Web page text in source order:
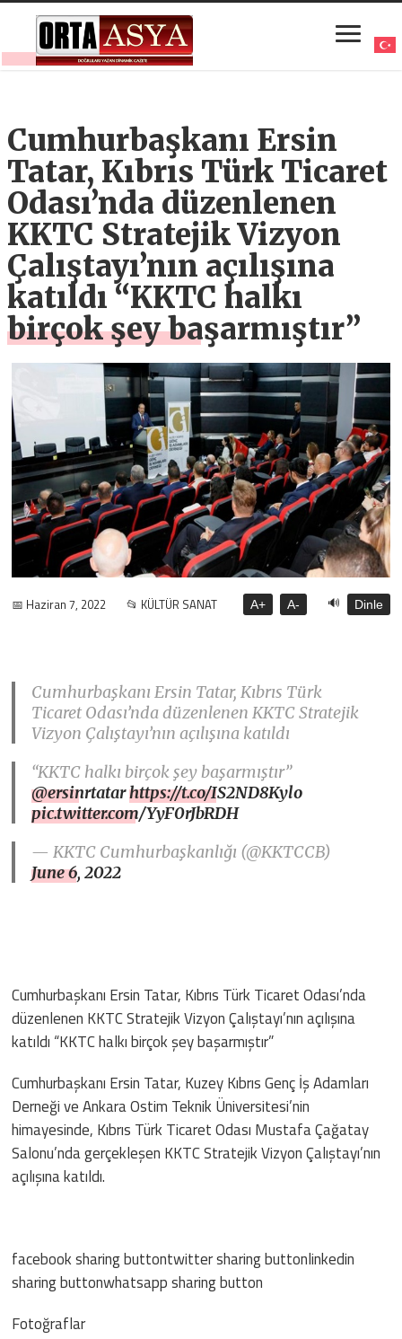
Cumhurbaşkanı Ersin
Tatar, Kıbrıs Türk Ticaret
Odası’nda düzenlenen
KKTC Stratejik Vizyon
Çalıştayı’nın açılışına
katıldı “KKTC halkı
birçok şey başarmıştır”
📅 Haziran 7, 2022 📂 KÜLTÜR SANAT A+ A- 🔊 Dinle
Cumhurbaşkanı Ersin Tatar, Kıbrıs Türk
Ticaret Odası’nda düzenlenen KKTC Stratejik
Vizyon Çalıştayı’nın açılışına katıldı
“KKTC halkı birçok şey başarmıştır”
@ersinrtatarhttps://t.co/IS2ND8Kylo
pic.twitter.com/YyF0rJbRDH
— KKTC Cumhurbaşkanlığı (@KKTCCB)
June 6, 2022
Cumhurbaşkanı Ersin Tatar, Kıbrıs Türk Ticaret Odası’nda
düzenlenen KKTC Stratejik Vizyon Çalıştayı’nın açılışına
katıldı “KKTC halkı birçok şey başarmıştır”
Cumhurbaşkanı Ersin Tatar, Kuzey Kıbrıs Genç İş Adamları
Derneği ve Ankara Ostim Teknik Üniversitesi’nin
himayesinde, Kıbrıs Türk Ticaret Odası Mustafa Çağatay
Salonu’nda gerçekleşen KKTC Stratejik Vizyon Çalıştayı’nın
açılışına katıldı.
facebook sharing buttontwitter sharing buttonlinkedin
sharing buttonwhatsapp sharing button
Fotoğraflar